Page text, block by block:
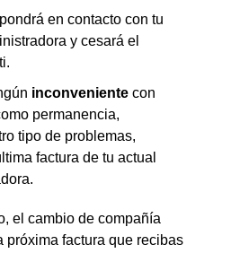
en contacto con tu
y cesará el
inconveniente con
permanencia,
tipo de problemas,
factura de tu actual
el cambio de compañía
próxima factura que recibas